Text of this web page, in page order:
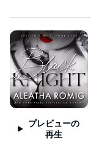
プレビューの
再生